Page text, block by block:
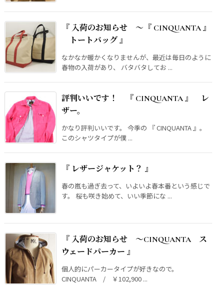
『 入荷のお知らせ ～『 CINQUANTA 』
トートバッグ 』
なかなか暖かくなりませんが、最近は毎日のように
春物の入荷があり、 バタバタしてお ...
評判いいです！ 『 CINQUANTA 』 レ
ザー。
かなり評判いいです。 今季の 『 CINQUANTA 』。
このシャツタイプが僕 ...
『 レザージャケット？ 』
春の嵐も過ぎ去って、いよいよ春本番という感じで
す。 桜も咲き始めて、いい季節にな ...
『 入荷のお知らせ ～CINQUANTA ス
ウェードパーカー 』
個人的にパーカータイプが好きなので。
CINQUANTA / ￥102,900 ...